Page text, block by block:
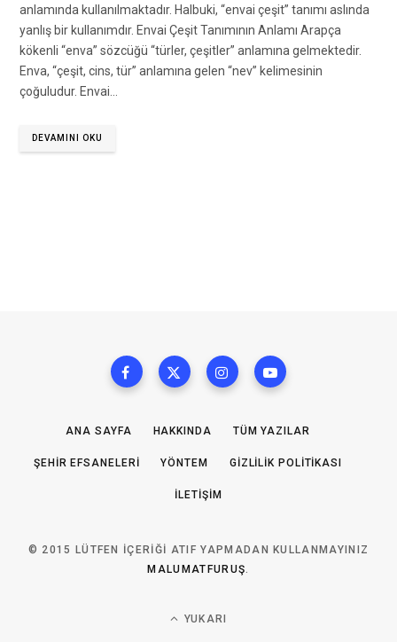
anlamında kullanılmaktadır. Halbuki, “envai çeşit” tanımı aslında
yanlış bir kullanımdır. Envai Çeşit Tanımının Anlamı Arapça
kökenli “enva” sözcüğü “türler, çeşitler” anlamına gelmektedir.
Enva, “çeşit, cins, tür” anlamına gelen “nev” kelimesinin
çoğuludur. Envai…
DEVAMINI OKU
ANA SAYFA HAKKINDA TÜM YAZILAR
ŞEHIR EFSANELERI YÖNTEM GIZLILIK POLITIKASI
İLETIŞIM
© 2015 LÜTFEN IÇERIĞI ATIF YAPMADAN KULLANMAYINIZ
MALUMATFURUŞ.
YUKARI